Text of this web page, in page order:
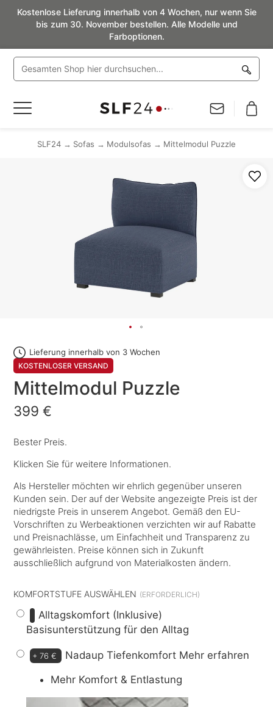
Kostenlose Lieferung innerhalb von 4 Wochen, nur wenn Sie
bis zum 30. November bestellen. Alle Modelle und
Farboptionen.
Navigation
SLF24 Sofas Modulsofas Mittelmodul Puzzle
Lieferung innerhalb von 3 Wochen
KOSTENLOSER VERSAND
Mittelmodul Puzzle
399 €
Bester Preis.
Klicken Sie für weitere Informationen.
Als Hersteller möchten wir ehrlich gegenüber unseren
Kunden sein. Der auf der Website angezeigte Preis ist der
niedrigste Preis in unserem Angebot. Gemäß den EU-
Vorschriften zu Werbeaktionen verzichten wir auf Rabatte
und Preisnachlässe, um Einfachheit und Transparenz zu
gewährleisten. Preise können sich in Zukunft
ausschließlich aufgrund von Materialkosten ändern.
KOMFORTSTUFE AUSWÄHLEN
Alltagskomfort (Inklusive)
Basisunterstützung für den Alltag
+76 € Nadaup Tiefenkomfort Mehr erfahren
Mehr Komfort & Entlastung